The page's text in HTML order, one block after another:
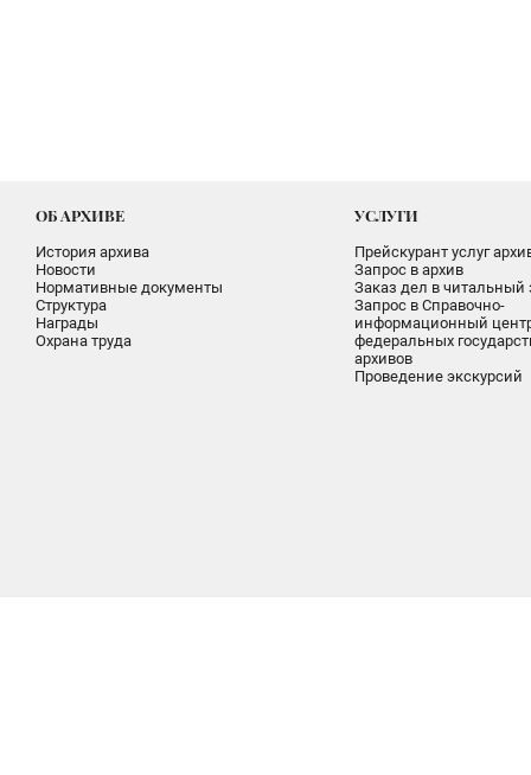
ОБ АРХИВЕ
История архива
Новости
Нормативные документы
Структура
Награды
Охрана труда
УСЛУГИ
Прейскурант услуг
Запрос в архив
Заказ дел в читальный
Запрос в Справочно-
информационный
федеральных
архивов
Проведение экскурсий